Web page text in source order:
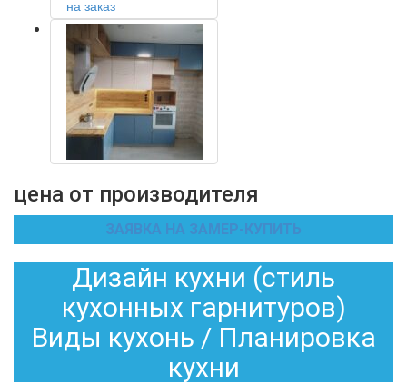
цена от производителя
ЗАЯВКА НА ЗАМЕР-КУПИТЬ
Дизайн кухни (стиль
кухонных гарнитуров)
Виды кухонь / Планировка
кухни